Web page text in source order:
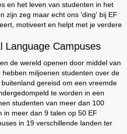
en het leven van studenten in het
zijn zeg maar echt ons 'ding' bij EF
motiveert en helpt met je verdere
Language Campuses
de wereld openen door middel van
miljoenen studenten over de
gereisd om een vreemde
te worden in een
studenten van meer dan 100
in meer dan 9 talen op 50 EF
in 19 verschillende landen ter